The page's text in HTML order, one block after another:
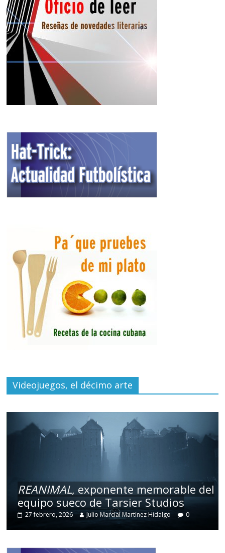
Videojuegos, el décimo arte
REANIMAL, exponente memorable del
equipo sueco de Tarsier Studios
27 febrero, 2026 Julio Marcial Martínez Hidalgo 0